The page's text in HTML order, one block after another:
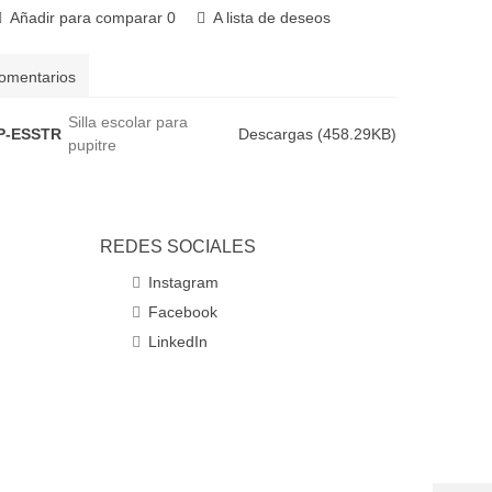
Añadir para comparar 0 A lista de deseos
ESSTR
Silla escolar para
pupitre
Descargas (458.29KB)
REDES SOCIALES
Instagram
Facebook
LinkedIn